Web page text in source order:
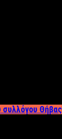
συλλόγου Θήβας